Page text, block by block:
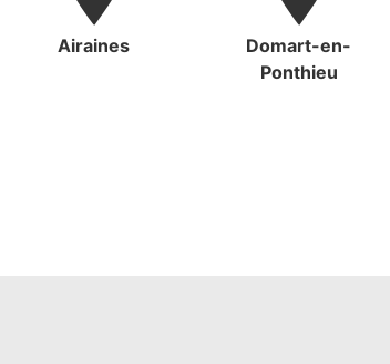
Airaines
Domart-en-
Ponthieu